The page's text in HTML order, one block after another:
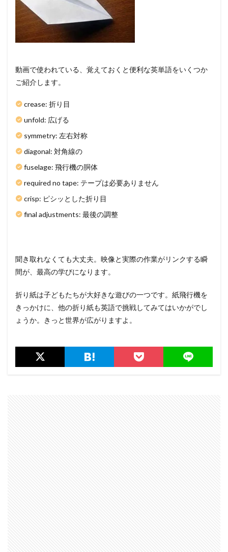
動画で使われている、覚えておくと便利な英単語をいくつか
ご紹介します。
crease: 折り目
unfold: 広げる
symmetry: 左右対称
diagonal: 対角線の
fuselage: 飛行機の胴体
required no tape: テープは必要ありません
crisp: ピシッとした折り目
final adjustments: 最後の調整
聞き取れなくても大丈夫。映像と実際の作業がリンクする瞬
間が、最高の学びになります。
折り紙は子どもたちが大好きな遊びの一つです。紙飛行機を
きっかけに、他の折り紙も英語で挑戦してみてはいかがでし
ょうか。きっと世界が広がりますよ。